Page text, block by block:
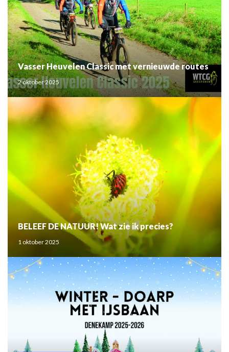
Vasser Heuvelen Classic met vernieuwde routes
2 oktober 2025
BELEEF DE NATUUR! Wat zie ik precies?
1 oktober 2025